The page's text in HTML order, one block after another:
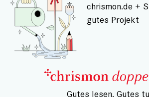
In Zusammenarbeit mit
© chrismon.de 2001 - 2026
Alle Rechte vorbehalten.
chrismon.de +
gutes Projekt
– Gutes lesen. Gutes